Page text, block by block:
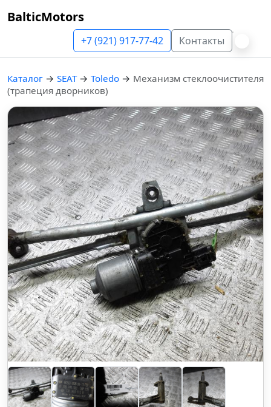
BalticMotors
+7 (921) 917-77-42 Контакты
Каталог → SEAT → Toledo → Механизм стеклоочистителя
(трапеция дворников)